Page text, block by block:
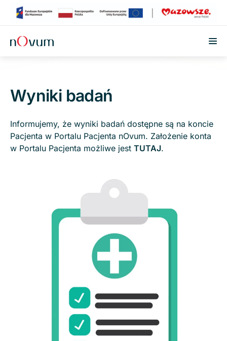
Wyniki badań
Informujemy, że wyniki badań dostępne są na koncie
Pacjenta w Portalu Pacjenta nOvum. Założenie konta
w Portalu Pacjenta możliwe jest TUTAJ.